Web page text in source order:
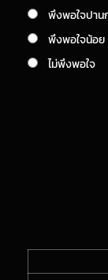
พึงพอใจปาน
พึงพอใจน้อย
ไม่พึงพอใจ